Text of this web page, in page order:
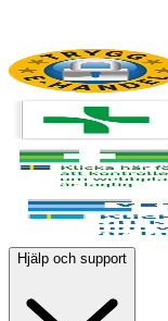
Hjälp och support